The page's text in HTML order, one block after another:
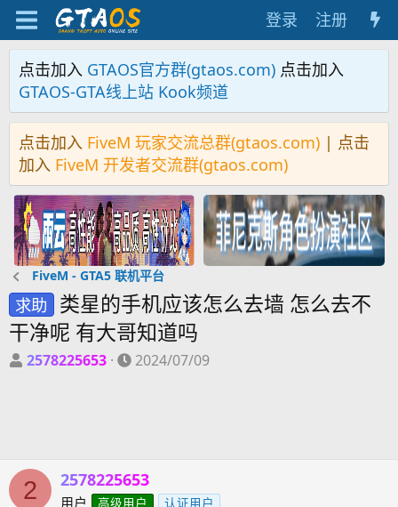
登录 注册
点击加入 GTAOS官方群(gtaos.com) 点击加入
GTAOS-GTA线上站 Kook频道
点击加入 FiveM 玩家交流总群(gtaos.com) | 点击
加入 FiveM 开发者交流群(gtaos.com)
FiveM - GTA5 联机平台
求助
类星的手机应该怎么去墙 怎么去不
干净呢 有大哥知道吗
主
2578225653
开
2024/07/09
2 2578225653
用户 高级用户 认证用户